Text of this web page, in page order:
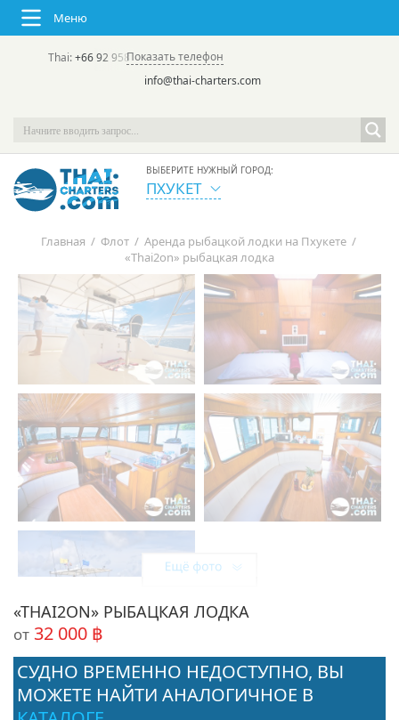
Меню
Thai:+66 92 958 8644(rus/eng) | в России:
Показать телефон
info@thai-charters.com
ВЫБЕРИТЕ НУЖНЫЙ ГОРОД:
ПХУКЕТ
Главная / Флот / Аренда рыбацкой лодки на Пхукете /
«Thai2on» рыбацкая лодка
Поделиться:
«THAI2ON» РЫБАЦКАЯ ЛОДКА
от 32 000 ฿
СУДНО ВРЕМЕННО НЕДОСТУПНО, ВЫ
МОЖЕТЕ НАЙТИ АНАЛОГИЧНОЕ В